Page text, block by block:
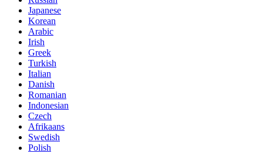
Japanese
Korean
Arabic
Irish
Greek
Turkish
Italian
Danish
Romanian
Indonesian
Czech
Afrikaans
Swedish
Polish